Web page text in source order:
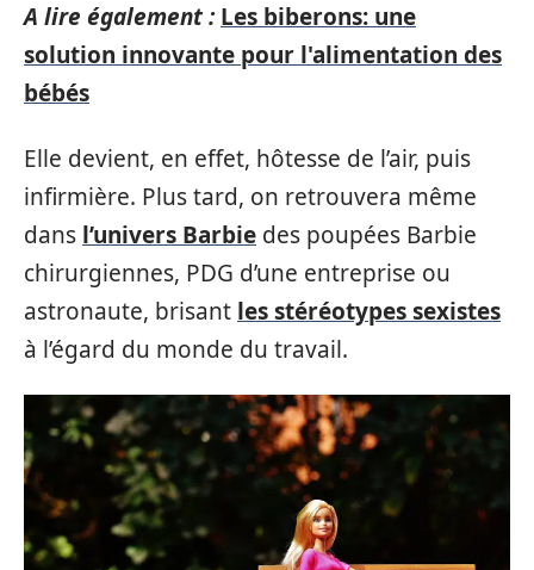
A lire également : Les biberons: une
solution innovante pour l'alimentation des
bébés
Elle devient, en effet, hôtesse de l’air, puis
infirmière. Plus tard, on retrouvera même
dans l’univers Barbie des poupées Barbie
chirurgiennes, PDG d’une entreprise ou
astronaute, brisant les stéréotypes sexistes
à l’égard du monde du travail.